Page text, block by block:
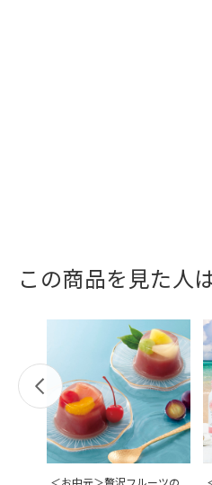
この商品を見た人
＜お中元＞贅沢フルーツの